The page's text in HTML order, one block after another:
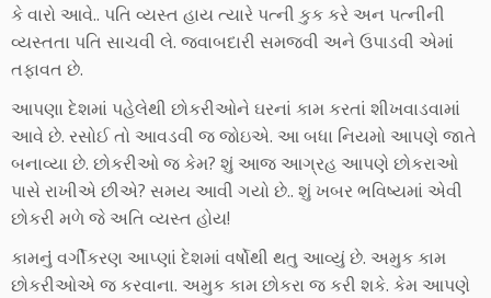
કે વારો આવે.. પતિ વ્યસ્ત હાય ત્યારે પત્ની કુક કરે અન પત્નીની
વ્યસ્તતા પતિ સાચવી લે. જવાબદારી સમજવી અને ઉપાડવી એમાંં
તફાવત છે.
આપણા દેશમાં પહેલેથી છોકરીઓને ઘરનાં કામ કરતાં શીખવાડવામાં
આવે છે. રસોઈ તો આવડવી જ જોઇએ. આ બધા નિયમો આપણે જાતે
બનાવ્યા છે. છોકરીઓ જ કેમ? શું આજ આગ્રહ આપણે છોકરાઓ
પાસે રાખીએ છીએ? સમય આવી ગયો છે.. શું ખબર ભવિષ્યમાં એવી
છોકરી મળે જે અતિ વ્યસ્ત હોય!
કામનુંં વર્ગીકરણ આપ્ણાં દેશમાં વર્ષોથી થતુ આવ્યું છે. અમુક કામ
છોકરીઓએ જ કરવાના. અમુક કામ છોકરા જ કરી શકે. કેમ આપણે